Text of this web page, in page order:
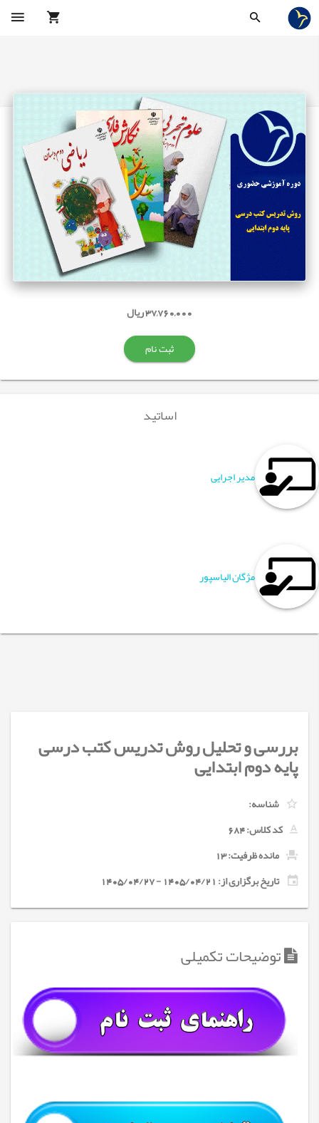
37,760,000 ریال
ثبت نام
اساتید
مدیر اجرایی
مژگان الیاسپور
بررسی و تحلیل روش تدریس کتب درسی
پایه دوم ابتدایی
شناسه:
کد کلاس:684
مانده ظرفیت: 13
تاریخ برگزاری از: 1405/04/21 - 1405/04/27
توضیحات تکمیلی